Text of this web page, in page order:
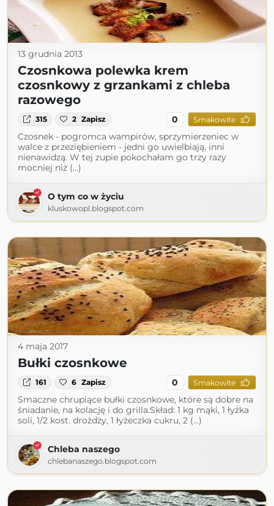
13 grudnia 2013
Czosnkowa polewka krem
czosnkowy z grzankami z chleba
razowego
315 2 Zapisz 0 Smakowite
Czosnek - pogromca wampirów, sprzymierzeniec w
walce z przeziębieniem - jedni go uwielbiają, inni
nienawidzą. W tej zupie pokochałam go trzy razy
mocniej niż (...)
O tym co w życiu
kluskowopl.blogspot.com
4 maja 2017
Bułki czosnkowe
161 6 Zapisz 0 Smakowite
Smaczne chrupiące bułki czosnkowe, które są dobre na
śniadanie, na kolację i do grilla.Skład: 1 kg mąki, 1 łyżka
soli, 1/2 kost. drożdży, 1 łyżeczka cukru, 2 (...)
Chleba naszego
chlebanaszego.blogspot.com